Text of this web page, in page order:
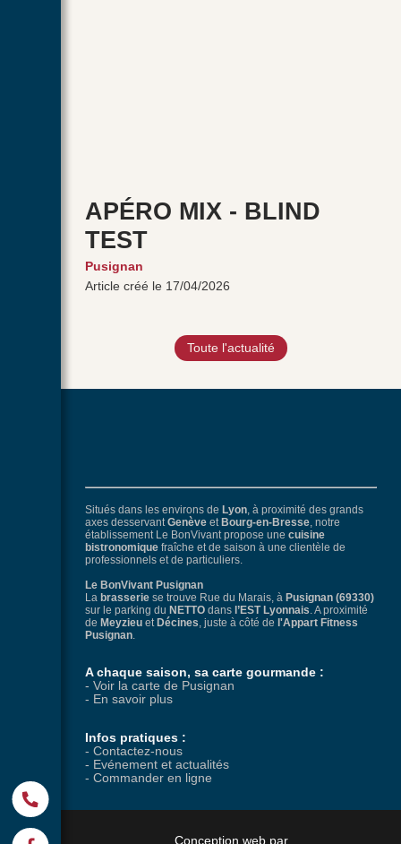
APÉRO MIX - BLIND
TEST
Pusignan
Article créé le 17/04/2026
Toute l'actualité
Situés dans les environs deLyon , à proximité des grands
axes desservantGenève etBourg-en-Bresse , notre
établissement Le BonVivant propose unecuisine
bistronomique fraîche et de saison à une clientèle de
professionnels et de particuliers.
Le BonVivant Pusignan
Labrasserie se trouve Rue du Marais, àPusignan (69330)
sur le parking duNETTO dansl’EST Lyonnais . A proximité
deMeyzieu etDécines , juste à côté del'Appart Fitness
Pusignan
A chaque saison, sa carte gourmande :
- Voir la carte de Pusignan
- En savoir plus
Infos pratiques :
- Contactez-nous
- Evénement et actualités
- Commander en ligne
Conception web par